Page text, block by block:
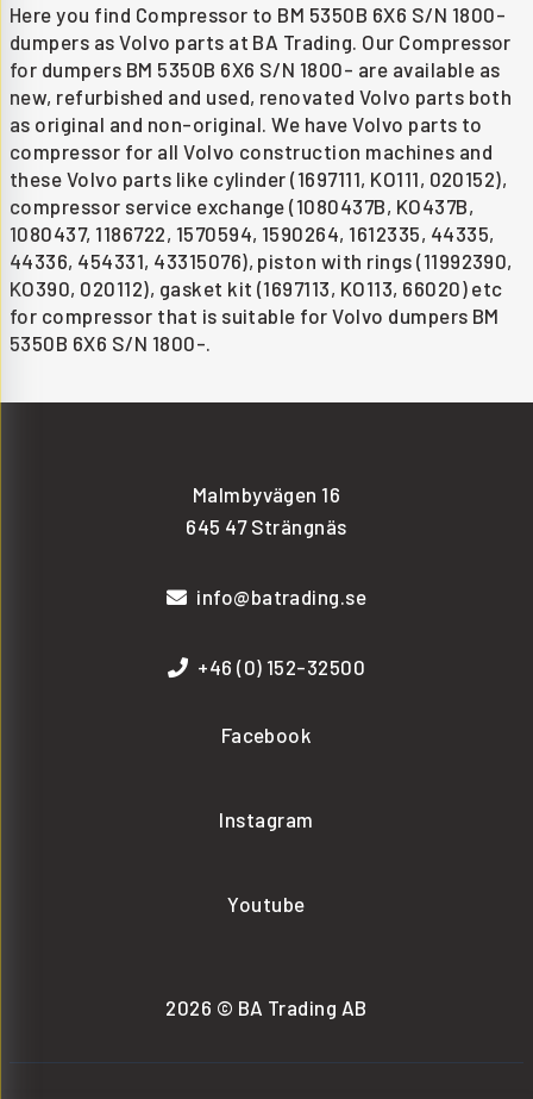
Here you find Compressor to BM 5350B 6X6 S/N 1800-
dumpers as Volvo parts at BA Trading. Our Compressor
for dumpers BM 5350B 6X6 S/N 1800- are available as
new, refurbished and used, renovated Volvo parts both
as original and non-original. We have Volvo parts to
compressor for all Volvo construction machines and
these Volvo parts like cylinder (1697111, KO111, 020152),
compressor service exchange (1080437B, KO437B,
1080437, 1186722, 1570594, 1590264, 1612335, 44335,
44336, 454331, 43315076), piston with rings (11992390,
KO390, 020112), gasket kit (1697113, KO113, 66020) etc
for compressor that is suitable for Volvo dumpers BM
5350B 6X6 S/N 1800-.
Malmbyvägen 16
645 47 Strängnäs
info@batrading.se
+46 (0) 152-32500
Facebook
Instagram
Youtube
2026 © BA Trading AB